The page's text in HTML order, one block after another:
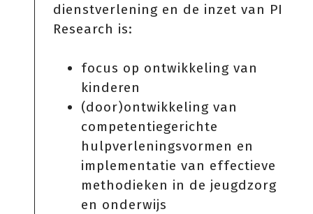
dienstverlening en de inzet van PI
Research is:
focus op ontwikkeling van
kinderen
(door)ontwikkeling van
competentiegerichte
hulpverleningsvormen en
implementatie van effectieve
methodieken in de jeugdzorg
en onderwijs